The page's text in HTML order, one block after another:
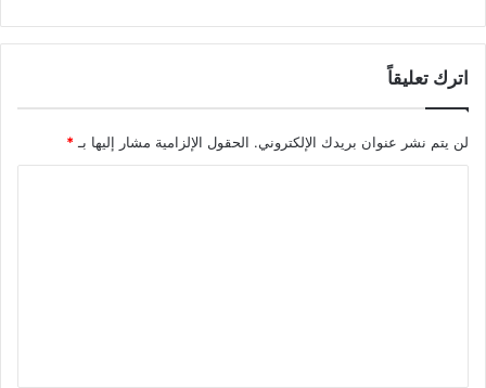
اترك تعليقاً
لن يتم نشر عنوان بريدك الإلكتروني. الحقول الإلزامية مشار إليها بـ *